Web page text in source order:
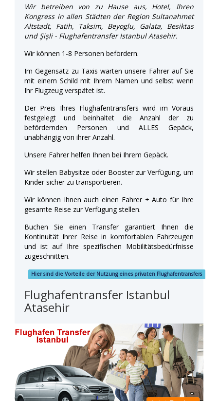
Wir betreiben von zu Hause aus, Hotel, Ihren
Kongress in allen Städten der Region Sultanahmet
Altstadt, Fatih, Taksim, Beyoglu, Galata, Besiktas
und Şişli - Flughafentransfer Istanbul Atasehir.
Wir können 1-8 Personen befördern.
Im Gegensatz zu Taxis warten unsere Fahrer auf Sie
mit einem Schild mit Ihrem Namen und selbst wenn
Ihr Flugzeug verspätet ist.
Der Preis Ihres Flughafentransfers wird im Voraus
festgelegt und beinhaltet die Anzahl der zu
befördernden Personen und ALLES Gepäck,
unabhängig von ihrer Anzahl.
Unsere Fahrer helfen Ihnen bei Ihrem Gepäck.
Wir stellen Babysitze oder Booster zur Verfügung, um
Kinder sicher zu transportieren.
Wir können Ihnen auch einen Fahrer + Auto für Ihre
gesamte Reise zur Verfügung stellen.
Buchen Sie einen Transfer garantiert Ihnen die
Kontinuität Ihrer Reise in komfortablen Fahrzeugen
und ist auf Ihre spezifischen Mobilitätsbedürfnisse
zugeschnitten.
Hier sind die Vorteile der Nutzung eines privaten Flughafentransfers
Flughafentransfer Istanbul
Atasehir